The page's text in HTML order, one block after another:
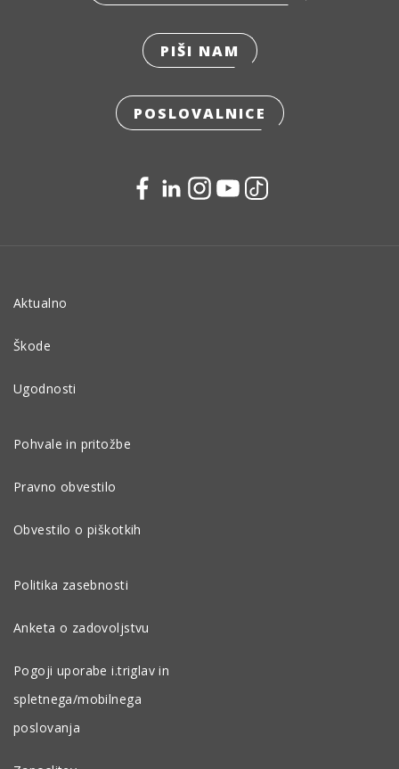
PIŠI NAM
POSLOVALNICE
Aktualno
Škode
Ugodnosti
Pohvale in pritožbe
Pravno obvestilo
Obvestilo o piškotkih
Politika zasebnosti
Anketa o zadovoljstvu
Pogoji uporabe i.triglav in
spletnega/mobilnega
poslovanja